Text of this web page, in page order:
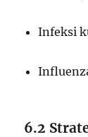
Infeksi
6.2